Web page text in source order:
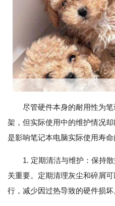
尽管硬件本身的耐用性为
架，但实际使用中的维护情况
是影响笔记本电脑实际使用寿命
1. 定期清洁与维护：保持
关重要。定期清理灰尘和碎屑
行，减少因过热导致的硬件损坏